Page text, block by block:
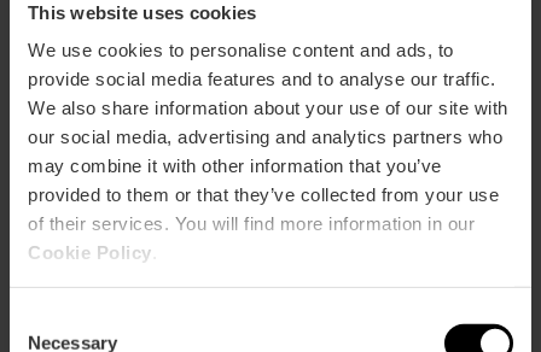
This website uses cookies
We use cookies to personalise content and ads, to
provide social media features and to analyse our traffic.
We also share information about your use of our site with
our social media, advertising and analytics partners who
may combine it with other information that you’ve
provided to them or that they’ve collected from your use
of their services. You will find more information in our
Cookie Policy
Selection
Necessary
Com arribar
Carrer José Bennliure 42